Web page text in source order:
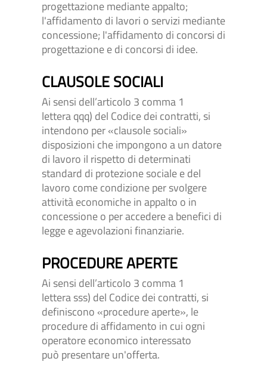
progettazione mediante appalto;
l'affidamento di lavori o servizi mediante
concessione; l'affidamento di concorsi di
progettazione e di concorsi di idee.
CLAUSOLE SOCIALI
Ai sensi dell’articolo 3 comma 1
lettera qqq) del Codice dei contratti, si
intendono per «clausole sociali»
disposizioni che impongono a un datore
di lavoro il rispetto di determinati
standard di protezione sociale e del
lavoro come condizione per svolgere
attività economiche in appalto o in
concessione o per accedere a benefici di
legge e agevolazioni finanziarie.
PROCEDURE APERTE
Ai sensi dell’articolo 3 comma 1
lettera sss) del Codice dei contratti, si
definiscono «procedure aperte», le
procedure di affidamento in cui ogni
operatore economico interessato
può presentare un'offerta.